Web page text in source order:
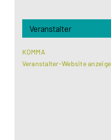
Veranstalter
KOMMA
Veranstalter-Website